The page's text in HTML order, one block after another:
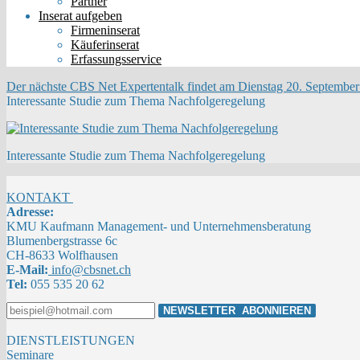
Inserat aufgeben
Firmeninserat
Käuferinserat
Erfassungsservice
Der nächste CBS Net Expertentalk findet am Dienstag 20.
Interessante Studie zum Thema Nachfolgeregelung
Interessante Studie zum Thema Nachfolgeregelung
KONTAKT
Adresse:
KMU Kaufmann Management- und Unternehmensberatung
Blumenbergstrasse 6c
CH-8633 Wolfhausen
E-Mail: info@cbsnet.ch
Tel: 055 535 20 62
DIENSTLEISTUNGEN
Seminare